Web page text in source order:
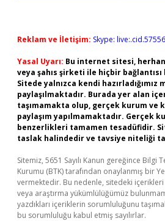
Reklam ve İletişim: Skype:
Yasal Uyarı: Bu internet sitesi,
veya şahıs şirketi ile hiçbir
Sitede yalnızca kendi hazırladığımız
paylaşılmaktadır. Burada yer alan
taşımamakta olup, gerçek kurum ve
paylaşım yapılmamaktadır. Gerçek
benzerlikleri tamamen tesadüfidir.
taslak halindedir ve tavsiye niteliği
Sitemiz, 5651 Sayılı Kanun gereğince Bilgi
Kurumu (BTK) tarafından onaylanmış bir
vermektedir. Bu nedenle, sitedeki
veya araştırma yükümlülüğümüz
yazdıkları içeriklerin sorumluluğunu
bu sorumluluğu kabul etmiş sayılırlar.